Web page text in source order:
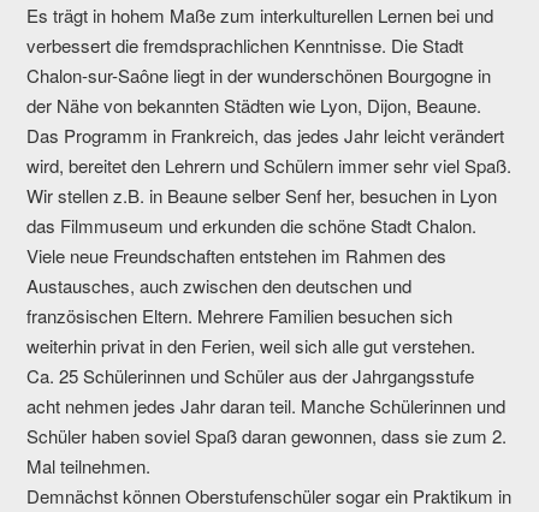
Es trägt in hohem Maße zum interkulturellen Lernen bei und
verbessert die fremdsprachlichen Kenntnisse. Die Stadt
Chalon-sur-Saône liegt in der wunderschönen Bourgogne in
der Nähe von bekannten Städten wie Lyon, Dijon, Beaune.
Das Programm in Frankreich, das jedes Jahr leicht verändert
wird, bereitet den Lehrern und Schülern immer sehr viel Spaß.
Wir stellen z.B. in Beaune selber Senf her, besuchen in Lyon
das Filmmuseum und erkunden die schöne Stadt Chalon.
Viele neue Freundschaften entstehen im Rahmen des
Austausches, auch zwischen den deutschen und
französischen Eltern. Mehrere Familien besuchen sich
weiterhin privat in den Ferien, weil sich alle gut verstehen.
Ca. 25 Schülerinnen und Schüler aus der Jahrgangsstufe
acht nehmen jedes Jahr daran teil. Manche Schülerinnen und
Schüler haben soviel Spaß daran gewonnen, dass sie zum 2.
Mal teilnehmen.
Demnächst können Oberstufenschüler sogar ein Praktikum in